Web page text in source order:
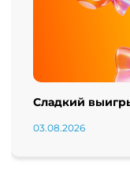
Сладкий
03.08.2026